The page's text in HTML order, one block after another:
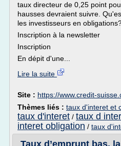
taux directeur de 0,25 point
hausses devraient suivre.
les investisseurs en
Inscription à la newsletter
Inscription
En dépit d'une...
Lire la suite
Site : https://www.credit-
Thèmes liés : taux d'interet et
taux d'interet / taux d
interet obligation / taux
Taux d’emprunt bas,